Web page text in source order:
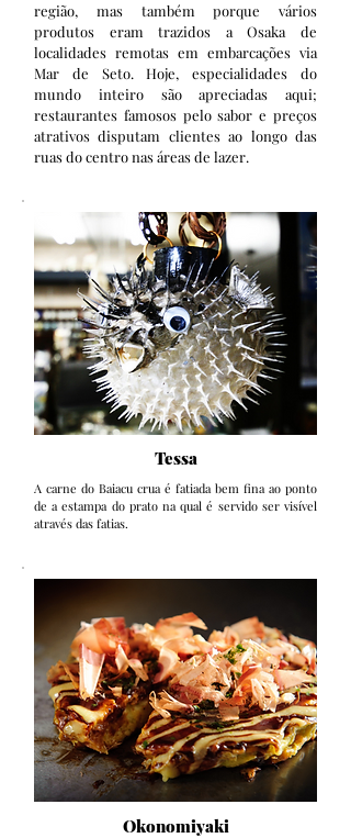
região, mas também porque vários
produtos eram trazidos a Osaka de
localidades remotas em embarcações via
Mar de Seto. Hoje, especialidades do
mundo inteiro são apreciadas aqui;
restaurantes famosos pelo sabor e preços
atrativos disputam clientes ao longo das
ruas do centro nas áreas de lazer.
Tessa
A carne do Baiacu crua é fatiada bem fina ao ponto
de a estampa do prato na qual é servido ser visível
através das fatias.
Okonomiyaki